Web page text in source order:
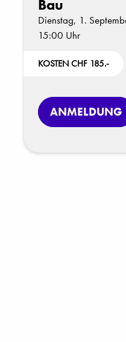
Bau
Dienstag, 1.
15:00 Uhr
KOSTEN CHF 185.-
ANMELDUNG